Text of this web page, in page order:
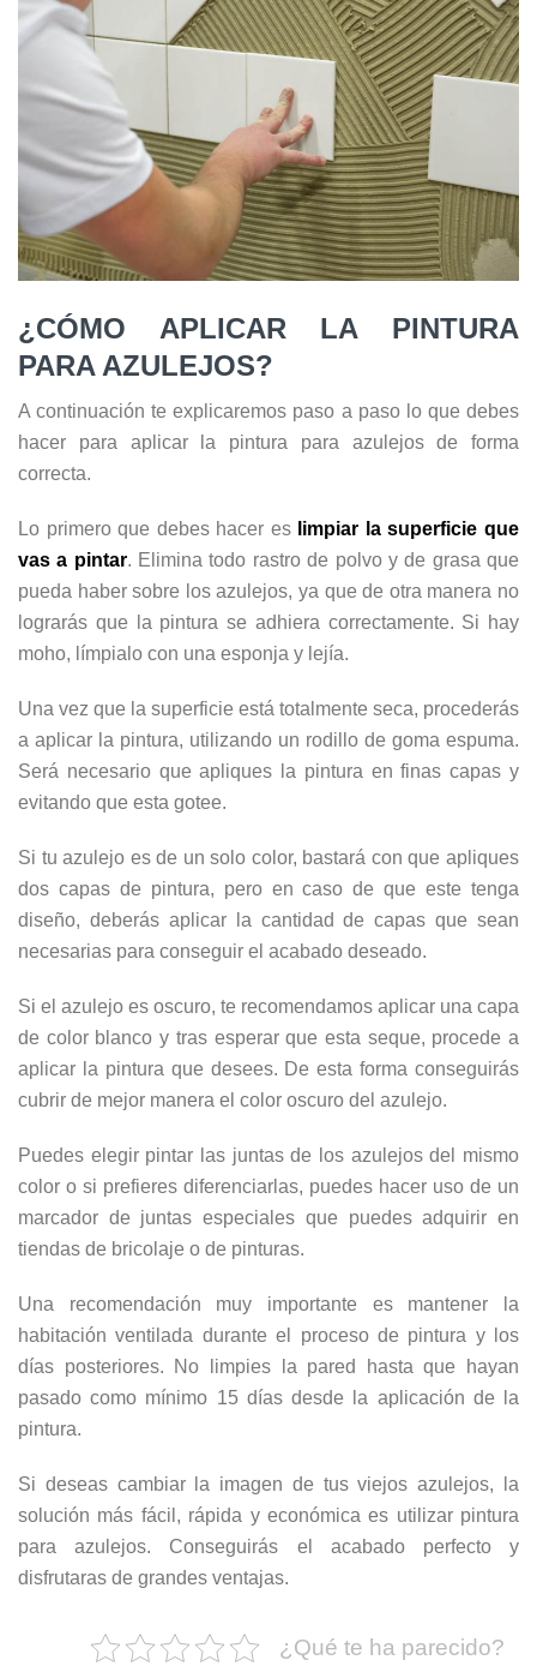
¿CÓMO APLICAR LA PINTURA
PARA AZULEJOS?
A continuación te explicaremos paso a paso lo que debes
hacer para aplicar la pintura para azulejos de forma
correcta.
Lo primero que debes hacer es limpiar la superficie que
vas a pintar. Elimina todo rastro de polvo y de grasa que
pueda haber sobre los azulejos, ya que de otra manera no
lograrás que la pintura se adhiera correctamente. Si hay
moho, límpialo con una esponja y lejía.
Una vez que la superficie está totalmente seca, procederás
a aplicar la pintura, utilizando un rodillo de goma espuma.
Será necesario que apliques la pintura en finas capas y
evitando que esta gotee.
Si tu azulejo es de un solo color, bastará con que apliques
dos capas de pintura, pero en caso de que este tenga
diseño, deberás aplicar la cantidad de capas que sean
necesarias para conseguir el acabado deseado.
Si el azulejo es oscuro, te recomendamos aplicar una capa
de color blanco y tras esperar que esta seque, procede a
aplicar la pintura que desees. De esta forma conseguirás
cubrir de mejor manera el color oscuro del azulejo.
Puedes elegir pintar las juntas de los azulejos del mismo
color o si prefieres diferenciarlas, puedes hacer uso de un
marcador de juntas especiales que puedes adquirir en
tiendas de bricolaje o de pinturas.
Una recomendación muy importante es mantener la
habitación ventilada durante el proceso de pintura y los
días posteriores. No limpies la pared hasta que hayan
pasado como mínimo 15 días desde la aplicación de la
pintura.
Si deseas cambiar la imagen de tus viejos azulejos, la
solución más fácil, rápida y económica es utilizar pintura
para azulejos. Conseguirás el acabado perfecto y
disfrutaras de grandes ventajas.
¿Qué te ha parecido?